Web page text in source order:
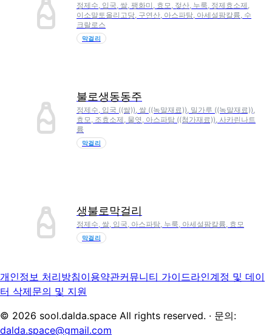
정제수, 입국, 쌀, 팽화미, 효모, 젖산, 누룩, 정제효소제,
이소말토올리고당, 구연산, 아스파탐, 아세설팜칼륨, 수
크랄로스
막걸리
불로생동동주
정제수, 입국 ((쌀)), 쌀 ((녹말재료)), 밀가루 ((녹말재료)),
효모, 조효소제, 물엿, 아스파탐 ((첨가재료)), 사카린나트
륨
막걸리
생불로막걸리
정제수, 쌀, 입국, 아스파탐, 누룩, 아세설팜칼륨, 효모
막걸리
개인정보 처리방침이용약관커뮤니티 가이드라인계정 및 데이
터 삭제문의 및 지원
© 2026 sool.dalda.space All rights reserved. · 문의:
dalda.space@gmail.com